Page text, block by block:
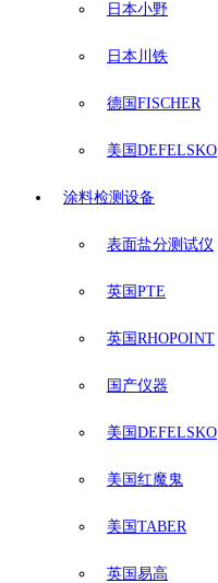
日本小野
日本川铁
德国FISCHER
美国DEFELSKO
涂料检测设备
表面盐分测试仪
英国PTE
英国RHOPOINT
国产仪器
美国DEFELSKO
美国红魔鬼
美国TABER
英国易高